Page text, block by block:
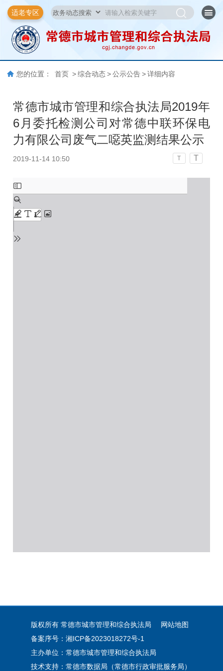
适老专区
您的位置： 首页 > 综合动态 > 公示公告 > 详细内容
常德市城市管理和综合执法局2019年
6月委托检测公司对常德中联环保电
力有限公司废气二噁英监测结果公示
2019-11-14 10:50 T T
版权所有 常德市城市管理和综合执法局
网站地图
备案序号：湘ICP备2023018272号-1
主办单位：常德市城市管理和综合执法局
技术支持：常德市数据局（常德市行政审批服务局）